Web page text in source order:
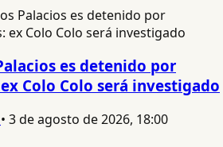
es detenido por
Colo Colo será investigado
• 3 de agosto de 2026, 18:00